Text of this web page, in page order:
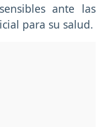
ante las
para su salud.